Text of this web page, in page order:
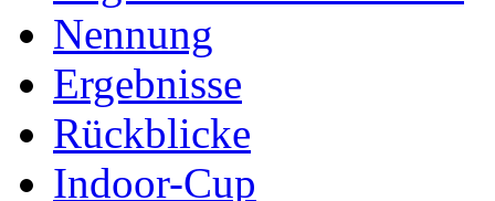
Nennung
Ergebnisse
Rückblicke
Indoor-Cup